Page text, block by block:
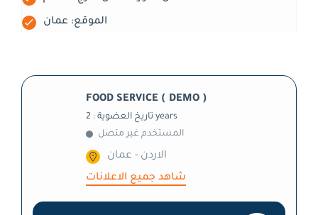
الموقع: عمان
FOOD SERVICE ( DEMO )
تاريخ العضوية : 2 years
المستخدم غير متصل
الاردن - عمان
شاهد جميع الاعلانات